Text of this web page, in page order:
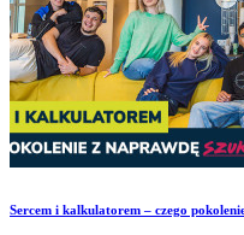
​Sercem i kalkulatorem – czego